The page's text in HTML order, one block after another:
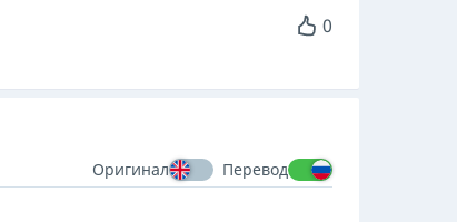
0
Оригинал Перевод